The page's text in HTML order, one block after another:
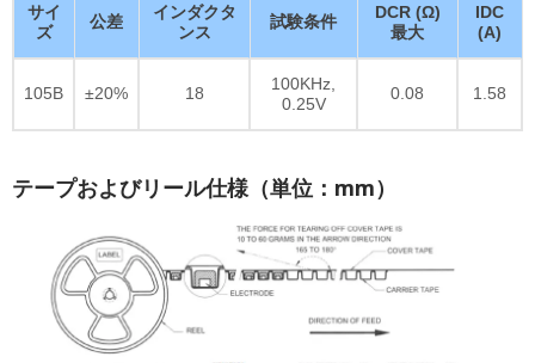
サイ
ズ
公差
インダクタ
ンス
試験条件
DCR (Ω)
最大
IDC
(A)
105B ±20% 18
100KHz,
0.25V
0.08 1.58
テープおよびリール仕様（単位：mm）